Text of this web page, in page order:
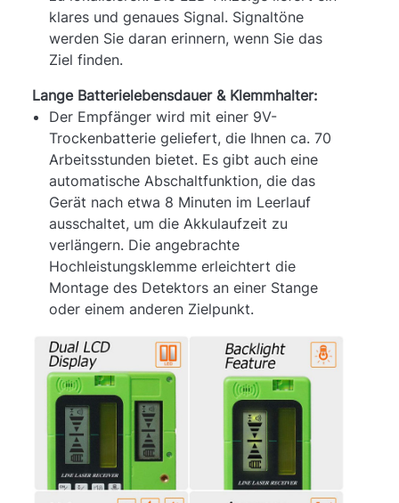
klares und genaues Signal. Signaltöne
werden Sie daran erinnern, wenn Sie das
Ziel finden.
Lange Batterielebensdauer & Klemmhalter:
Der Empfänger wird mit einer 9V-
Trockenbatterie geliefert, die Ihnen ca. 70
Arbeitsstunden bietet. Es gibt auch eine
automatische Abschaltfunktion, die das
Gerät nach etwa 8 Minuten im Leerlauf
ausschaltet, um die Akkulaufzeit zu
verlängern. Die angebrachte
Hochleistungsklemme erleichtert die
Montage des Detektors an einer Stange
oder einem anderen Zielpunkt.